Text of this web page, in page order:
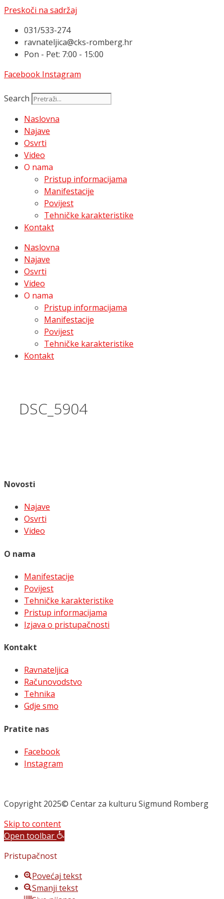
Preskoči na sadržaj
031/533-274
ravnateljica@cks-romberg.hr
Pon - Pet: 7:00 - 15:00
Facebook Instagram
Search
Naslovna
Najave
Osvrti
Video
O nama
Pristup informacijama
Manifestacije
Povijest
Tehničke karakteristike
Kontakt
Naslovna
Najave
Osvrti
Video
O nama
Pristup informacijama
Manifestacije
Povijest
Tehničke karakteristike
Kontakt
DSC_5904
Novosti
Najave
Osvrti
Video
O nama
Manifestacije
Povijest
Tehničke karakteristike
Pristup informacijama
Izjava o pristupačnosti
Kontakt
Ravnateljica
Računovodstvo
Tehnika
Gdje smo
Pratite nas
Facebook
Instagram
Copyright 2025© Centar za kulturu Sigmund Romberg
Skip to content
Open toolbar
Pristupačnost
Povećaj tekst
Smanji tekst